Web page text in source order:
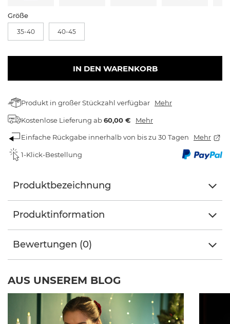
Größe
35-40 40-45
IN DEN WARENKORB
Produkt in großer Stückzahl verfügbar Mehr
Kostenlose Lieferung ab60,00 € Mehr
Einfache Rückgabe innerhalb von bis zu 30 Tagen Mehr
1-Klick-Bestellung
Produktbezeichnung
Produktinformation
Bewertungen (0)
AUS UNSEREM BLOG